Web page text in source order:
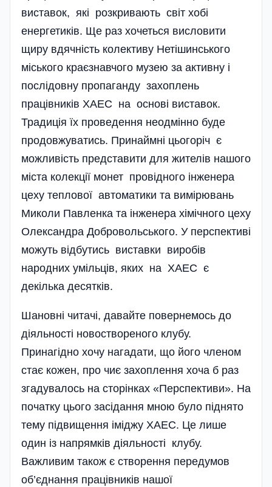
виставок, які розкривають світ хобі
енергетиків. Ще раз хочеться ви­словити
щиру вдячність колективу Нетішинського
міського краєзнавчого музею за активну і
послідовну пропаганду захоплень
працівників ХАЕС на основі виставок.
Традиція їх проведення неодмінно буде
продовжуватись. Принаймні цьогоріч є
можливість представити для жителів нашого
міста колекції монет провідного інженера
цеху теплової автоматики та вимірювань
Миколи Павленка та інженера хімічного цеху
Олександра Добровольського. У перспективі
можуть відбутись виставки виробів
народних умільців, яких на ХАЕС є
декілька десятків.
Шановні читачі, давайте повернемось до
діяльності новоствореного клубу.
Принагідно хочу нагадати, що його членом
стає кожен, про чиє захоплення хоча б раз
згадувалось на сторінках «Перспективи». На
початку цього засідання мною було піднято
тему підвищення іміджу ХАЕС. Це лише
один із напрямків діяльності клубу.
Важливим також є створення передумов
об’єднання працівників нашої